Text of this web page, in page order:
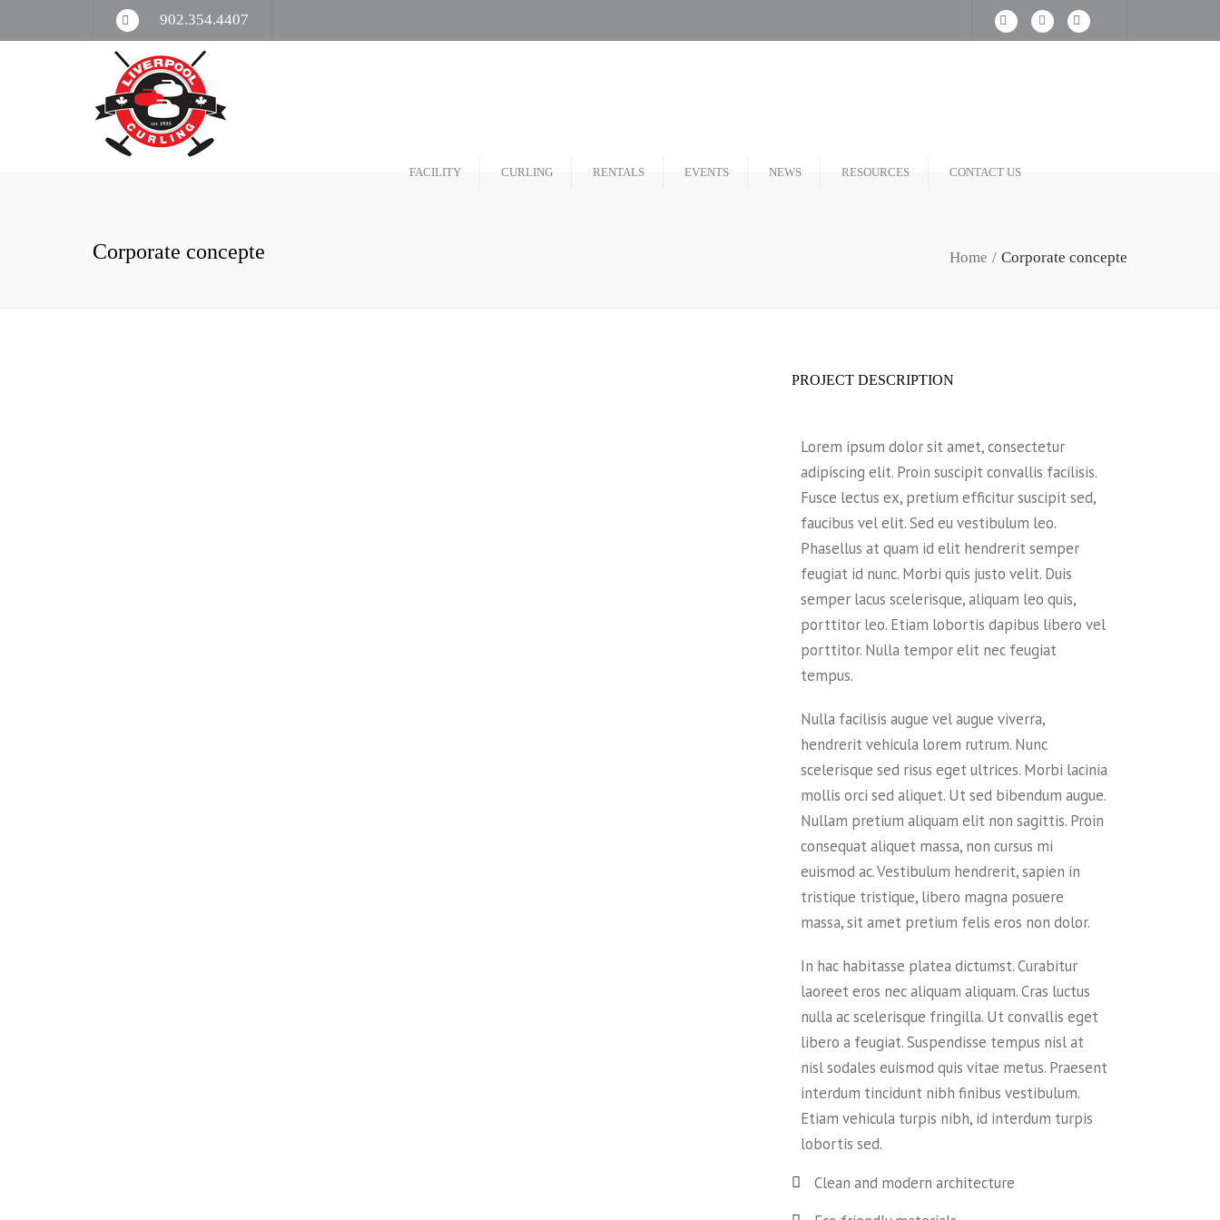
902.354.4407
FACILITY CURLING RENTALS EVENTS NEWS RESOURCES CONTACT US
Corporate concepte Home Corporate concepte
PROJECT DESCRIPTION
Lorem ipsum dolor sit amet, consectetur
adipiscing elit. Proin suscipit convallis facilisis.
Fusce lectus ex, pretium efficitur suscipit sed,
faucibus vel elit. Sed eu vestibulum leo.
Phasellus at quam id elit hendrerit semper
feugiat id nunc. Morbi quis justo velit. Duis
semper lacus scelerisque, aliquam leo quis,
porttitor leo. Etiam lobortis dapibus libero vel
porttitor. Nulla tempor elit nec feugiat
tempus.
Nulla facilisis augue vel augue viverra,
hendrerit vehicula lorem rutrum. Nunc
scelerisque sed risus eget ultrices. Morbi lacinia
mollis orci sed aliquet. Ut sed bibendum augue.
Nullam pretium aliquam elit non sagittis. Proin
consequat aliquet massa, non cursus mi
euismod ac. Vestibulum hendrerit, sapien in
tristique tristique, libero magna posuere
massa, sit amet pretium felis eros non dolor.
In hac habitasse platea dictumst. Curabitur
laoreet eros nec aliquam aliquam. Cras luctus
nulla ac scelerisque fringilla. Ut convallis eget
libero a feugiat. Suspendisse tempus nisl at
nisl sodales euismod quis vitae metus. Praesent
interdum tincidunt nibh finibus vestibulum.
Etiam vehicula turpis nibh, id interdum turpis
lobortis sed.
Clean and modern architecture